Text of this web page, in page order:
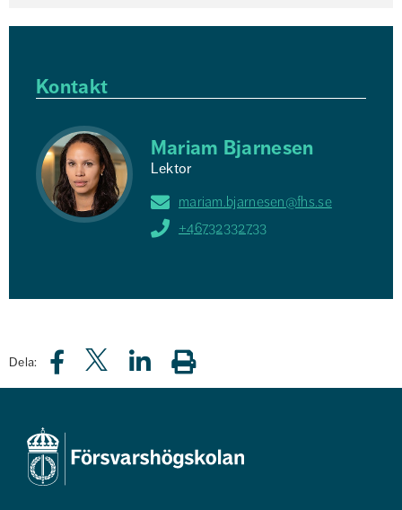
Kontakt
Mariam Bjarnesen
Lektor
mariam.bjarnesen@fhs.se
+46732332733
Dela: